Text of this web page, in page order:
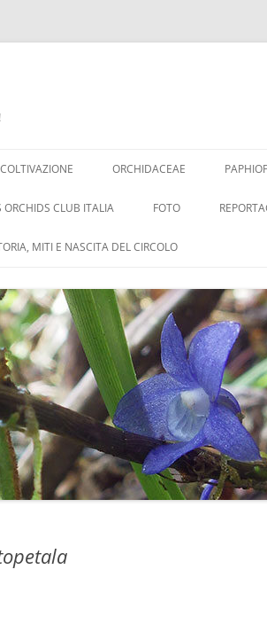
ORCHIDACEAE
ORCHIDS CLUB ITALIA FOTO
MITI E NASCITA DEL CIRCOLO